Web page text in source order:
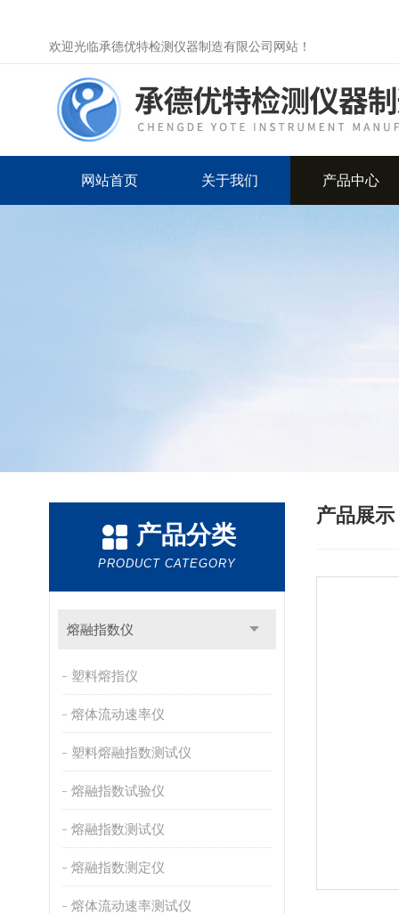
欢迎光临承德优特检测仪器制造有限公司网站！
网站首页 关于我们 产品中心
产品分类
PRODUCT CATEGORY
熔融指数仪
塑料熔指仪
熔体流动速率仪
塑料熔融指数测试仪
熔融指数试验仪
熔融指数测试仪
熔融指数测定仪
熔体流动速率测试仪
产品展示